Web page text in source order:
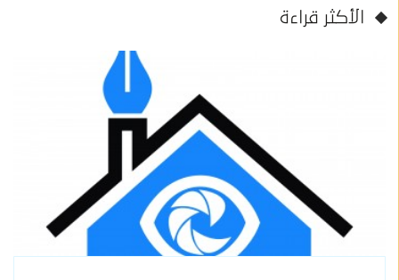
الأكثر قراءة